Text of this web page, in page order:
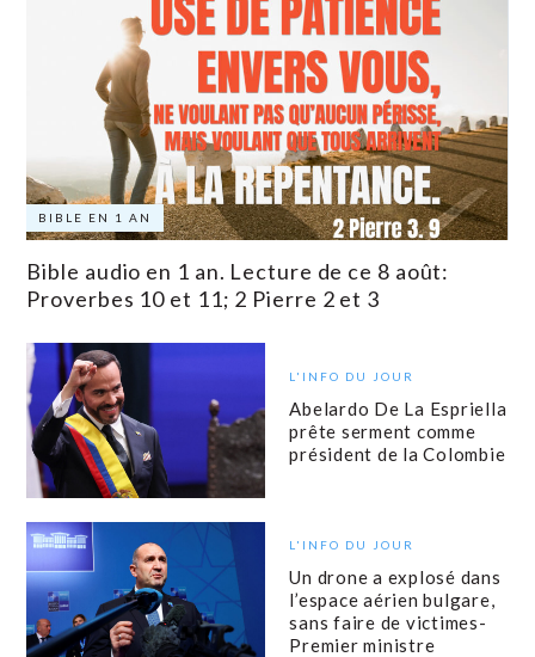
BIBLE EN 1 AN
Bible audio en 1 an. Lecture de ce 8 août:
Proverbes 10 et 11; 2 Pierre 2 et 3
L'INFO DU JOUR
Abelardo De La Espriella
prête serment comme
président de la Colombie
L'INFO DU JOUR
Un drone a explosé dans
l’espace aérien bulgare,
sans faire de victimes-
Premier ministre